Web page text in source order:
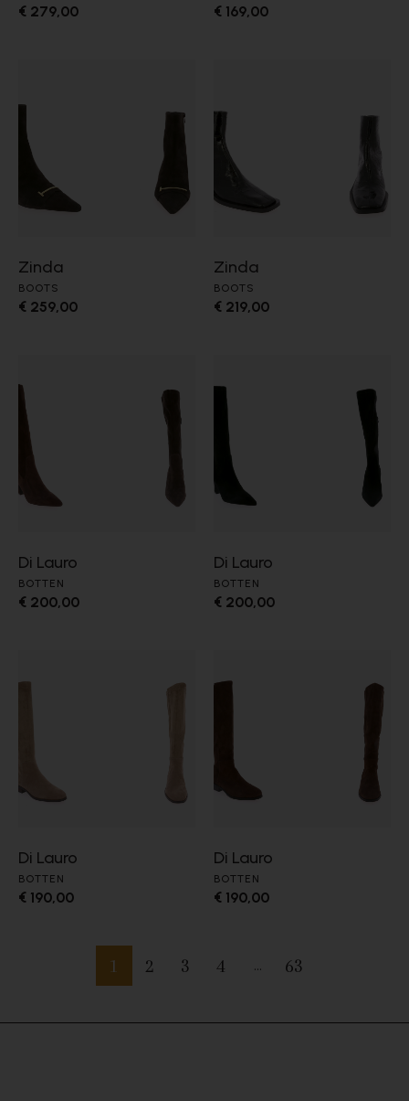
€ 279,00 € 169,00
Zinda
BOOTS
€ 259,00
Zinda
BOOTS
€ 219,00
Di Lauro
BOTTEN
€ 200,00
Di Lauro
BOTTEN
€ 200,00
Di Lauro
BOTTEN
€ 190,00
Di Lauro
BOTTEN
€ 190,00
1 2 3 4 … 63